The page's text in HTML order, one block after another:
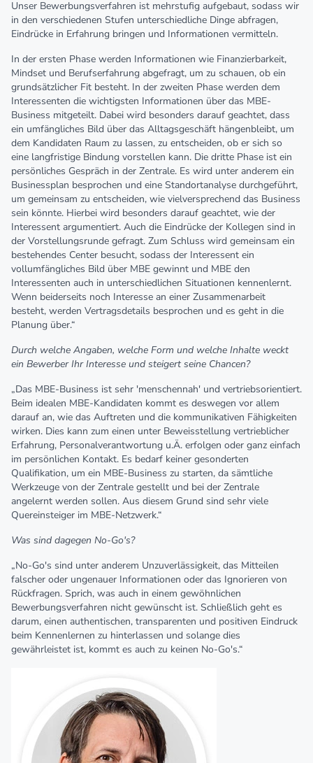
Unser Bewerbungsverfahren ist mehrstufig aufgebaut, sodass wir
in den verschiedenen Stufen unterschiedliche Dinge abfragen,
Eindrücke in Erfahrung bringen und Informationen vermitteln.
In der ersten Phase werden Informationen wie Finanzierbarkeit,
Mindset und Berufserfahrung abgefragt, um zu schauen, ob ein
grundsätzlicher Fit besteht. In der zweiten Phase werden dem
Interessenten die wichtigsten Informationen über das MBE-
Business mitgeteilt. Dabei wird besonders darauf geachtet, dass
ein umfängliches Bild über das Alltagsgeschäft hängenbleibt, um
dem Kandidaten Raum zu lassen, zu entscheiden, ob er sich so
eine langfristige Bindung vorstellen kann. Die dritte Phase ist ein
persönliches Gespräch in der Zentrale. Es wird unter anderem ein
Businessplan besprochen und eine Standortanalyse durchgeführt,
um gemeinsam zu entscheiden, wie vielversprechend das Business
sein könnte. Hierbei wird besonders darauf geachtet, wie der
Interessent argumentiert. Auch die Eindrücke der Kollegen sind in
der Vorstellungsrunde gefragt. Zum Schluss wird gemeinsam ein
bestehendes Center besucht, sodass der Interessent ein
vollumfängliches Bild über MBE gewinnt und MBE den
Interessenten auch in unterschiedlichen Situationen kennenlernt.
Wenn beiderseits noch Interesse an einer Zusammenarbeit
besteht, werden Vertragsdetails besprochen und es geht in die
Planung über.“
Durch welche Angaben, welche Form und welche Inhalte weckt
ein Bewerber Ihr Interesse und steigert seine Chancen?
„Das MBE-Business ist sehr 'menschennah' und vertriebsorientiert.
Beim idealen MBE-Kandidaten kommt es deswegen vor allem
darauf an, wie das Auftreten und die kommunikativen Fähigkeiten
wirken. Dies kann zum einen unter Beweisstellung vertrieblicher
Erfahrung, Personalverantwortung u.Ä. erfolgen oder ganz einfach
im persönlichen Kontakt. Es bedarf keiner gesonderten
Qualifikation, um ein MBE-Business zu starten, da sämtliche
Werkzeuge von der Zentrale gestellt und bei der Zentrale
angelernt werden sollen. Aus diesem Grund sind sehr viele
Quereinsteiger im MBE-Netzwerk.“
Was sind dagegen No-Go's?
„No-Go's sind unter anderem Unzuverlässigkeit, das Mitteilen
falscher oder ungenauer Informationen oder das Ignorieren von
Rückfragen. Sprich, was auch in einem gewöhnlichen
Bewerbungsverfahren nicht gewünscht ist. Schließlich geht es
darum, einen authentischen, transparenten und positiven Eindruck
beim Kennenlernen zu hinterlassen und solange dies
gewährleistet ist, kommt es auch zu keinen No-Go's.“